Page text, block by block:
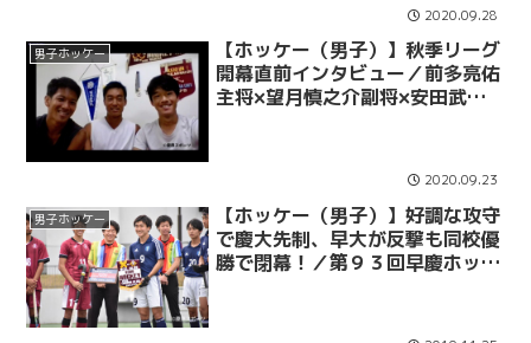
2020.09.28
男子ホッケー
【ホッケー（男子）】秋季リーグ
開幕直前インタビュー／前多亮佑
主将×望月慎之介副将×安田武大
2020.09.23
男子ホッケー
【ホッケー（男子）】好調な攻守
で慶大先制、早大が反撃も同校優
勝で閉幕！／第９３回早慶ホッケ